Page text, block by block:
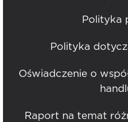
Polityka
Polityka
Oświadczenie o
Raport na temat